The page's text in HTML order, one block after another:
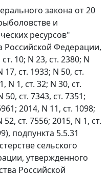
закона от 20
и
ресурсов"
Российской Федерации,
10; N 23, ст. 2380; N
17, ст. 1933; N 50, ст.
N 1, ст. 32; N 30, ст.
50, ст. 7343, ст. 7351;
2014, N 11, ст. 1098;
ст. 7556; 2015, N 1, ст.
подпункта 5.5.31
сельского
утвержденного
Российской